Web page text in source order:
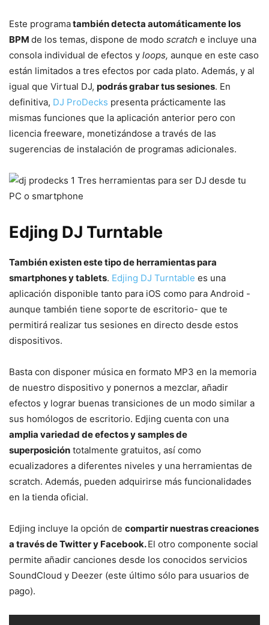
Este programatambién detecta automáticamente los
BPM de los temas, dispone de modo scratch e incluye una
consola individual de efectos y loops, aunque en este caso
están limitados a tres efectos por cada plato. Además, y al
igual que Virtual DJ, podrás grabar tus sesiones. En
definitiva, DJ ProDecks presenta prácticamente las
mismas funciones que la aplicación anterior pero con
licencia freeware, monetizándose a través de las
sugerencias de instalación de programas adicionales.
Edjing DJ Turntable
También existen este tipo de herramientas para
smartphones y tablets. Edjing DJ Turntable es una
aplicación disponible tanto para iOS como para Android -
aunque también tiene soporte de escritorio- que te
permitirá realizar tus sesiones en directo desde estos
dispositivos.
Basta con disponer música en formato MP3 en la memoria
de nuestro dispositivo y ponernos a mezclar, añadir
efectos y lograr buenas transiciones de un modo similar a
sus homólogos de escritorio. Edjing cuenta con una
amplia variedad de efectos y samples de
superposición totalmente gratuitos, así como
ecualizadores a diferentes niveles y una herramientas de
scratch. Además, pueden adquirirse más funcionalidades
en la tienda oficial.
Edjing incluye la opción de compartir nuestras creaciones
a través de Twitter y Facebook.El otro componente social
permite añadir canciones desde los conocidos servicios
SoundCloud y Deezer (este último sólo para usuarios de
pago).